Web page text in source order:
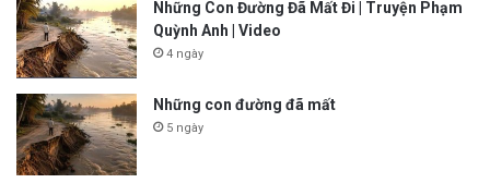
Những Con Đường Đã Mất Đi | Truyện Phạm
Quỳnh Anh | Video
4 ngày
Những con đường đã mất
5 ngày